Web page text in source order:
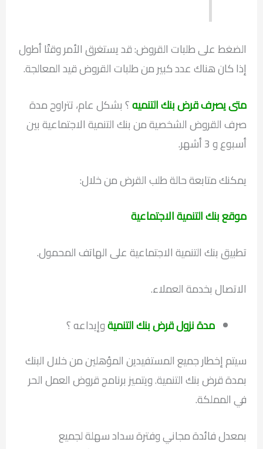
الضغط على طلبات القروض: قد يستغرق الأمر وقتًا أطول
إذا كان هناك عدد كبير من طلبات القروض قيد المعالجة.
متى يصرف قرض بنك التنميه؟ بشكل عام، تتراوح مدة
صرف القروض الشخصية من بنك التنمية الاجتماعية بين
أسبوع و 3 أشهر.
يمكنك متابعة حالة طلب القرض من خلال:
موقع بنك التنمية الاجتماعية
تطبيق بنك التنمية الاجتماعية على الهاتف المحمول.
الاتصال بخدمة العملاء.
مدة نزول قرض بنك التنميةوإيداعه ؟
سيتم إخطار جميع المستفيدين المؤهلين من خلال البنك
بمدة قرض بنك التنمية. ويتميز برنامج قروض العمل الحر
في المملكة.
بمعدل فائدة مجاني وفترة سداد سهلة لجميع